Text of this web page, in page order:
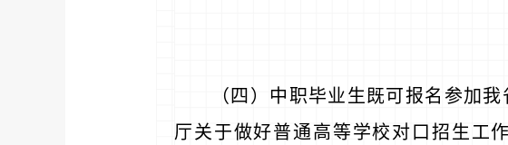
（四）中职毕业生既可报名参加
厅关于做好普通高等学校对口招生工